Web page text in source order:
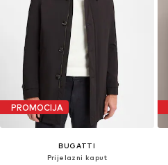
PROMOCIJA
BUGATTI
Prijelazni kaput